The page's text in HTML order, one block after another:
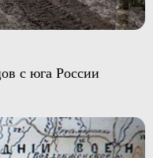
с юга России